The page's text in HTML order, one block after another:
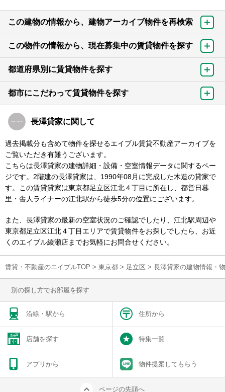
この建物の情報から、建物アーカイブ物件を再検索
この物件の情報から、現在募集中の賃貸物件を探す
都道府県別に賃貸物件を探す
都市にこだわって賃貸物件を探す
長澤貸家に関して
過去掲載分も含めて物件を探せるエイブル賃貸不動産アーカイブを
ご覧いただき有難うございます。
こちらは長澤貸家の建物詳細・設備・空室情報データに関するペー
ジです。2階建の長澤貸家は、1990年08月に完成した木造の貸家で
す。この賃貸貸家は東京都足立区江北４丁目に所在し、都営日暮
里・舎人ライナーの江北駅から徒歩5分の位置にございます。
また、長澤貸家の最新の空室状況のご確認でしたり、江北駅周辺や
東京都足立区江北４丁目エリアで賃貸物件をお探しでしたら、お近
くのエイブル綾瀬店までお気軽にお問合せください。
賃貸・不動産のエイブルTOP > 東京都 > 足立区 > 長澤貸家の建物情報・
別の探し方でお部屋を探す
沿線・駅から 住所から
店舗を探す 特集一覧
アプリから 物件提案してもらう
ページの先頭へ